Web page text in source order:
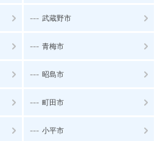
--- 武蔵野市
--- 青梅市
--- 昭島市
--- 町田市
--- 小平市